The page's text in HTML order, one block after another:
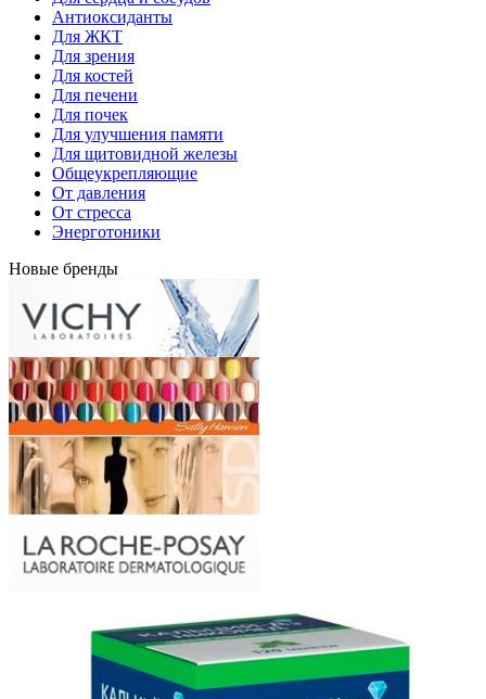
Антиоксиданты
Для ЖКТ
Для зрения
Для костей
Для печени
Для почек
Для улучшения памяти
Для щитовидной железы
Общеукрепляющие
От давления
От стресса
Энерготоники
Новые бренды